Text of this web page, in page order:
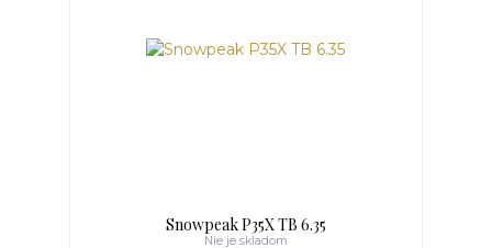
Snowpeak P35X TB 6.35
Nie je skladom